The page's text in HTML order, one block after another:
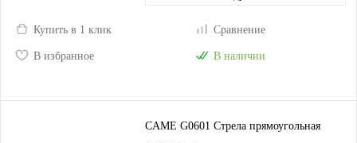
Купить в 1 клик Сравнение
В избранное В наличии
CAME G0601 Стрела прямоугольная